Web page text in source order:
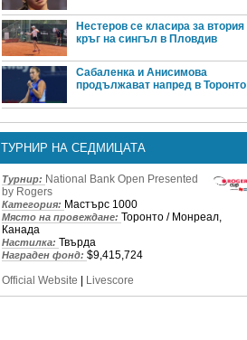
Нестеров се класира за втория
кръг на сингъл в Пловдив
Сабаленка и Анисимова
продължават напред в Торонто
ТУРНИР НА СЕДМИЦАТА
Турнир: National Bank Open Presented
by Rogers
Категория: Мастърс 1000
Място на провеждане: Торонто / Монреал,
Канада
Настилка: Твърда
Награден фонд: $9,415,724
Official Website | Livescore